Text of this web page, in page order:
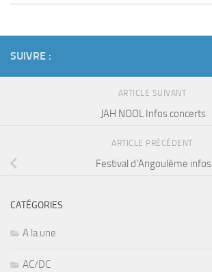
SUIVRE :
ARTICLE SUIVANT
JAH NOOL Infos concerts
ARTICLE PRÉCÉDENT
Festival d’Angoulème infos
CATÉGORIES
A la une
AC/DC